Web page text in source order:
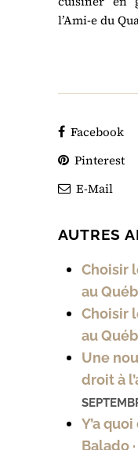
l’Ami-e du
Facebook
Pinterest
E-Mail
AUTRES
Choisir
au
Choisir
au
Une
droit à
Y’a
Balado